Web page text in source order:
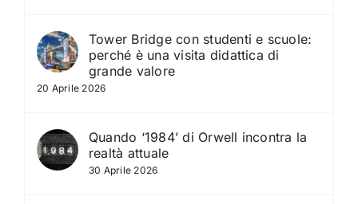
Tower Bridge con studenti e scuole:
perché è una visita didattica di
grande valore
20 Aprile 2026
Quando ‘1984’ di Orwell incontra la
realtà attuale
30 Aprile 2026